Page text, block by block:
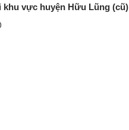
khu vực huyện Hữu Lũng (cũ)